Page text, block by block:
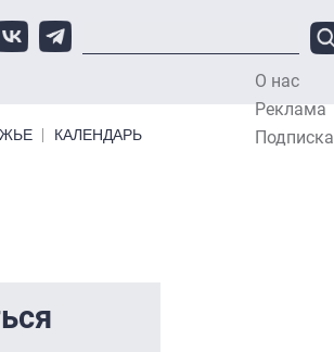
О нас
Реклама
Подписка
КАЛЕНДАРЬ